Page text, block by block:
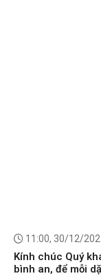
11:00, 30/12/
Kính chúc Quý
bình an, để mỗi